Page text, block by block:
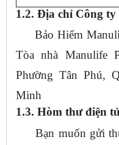
1.2. Địa chỉ Công
Bảo Hiểm
Tòa nhà Manulife
Phường Tân Phú,
Minh
1.3. Hòm thư điện
Bạn muốn gửi